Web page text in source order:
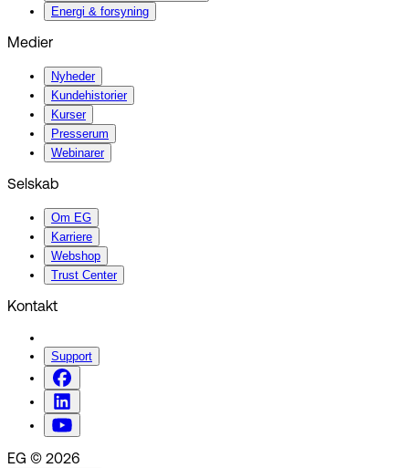
Energi & forsyning
Medier
Nyheder
Kundehistorier
Kurser
Presserum
Webinarer
Selskab
Om EG
Karriere
Webshop
Trust Center
Kontakt
Support
EG © 2026